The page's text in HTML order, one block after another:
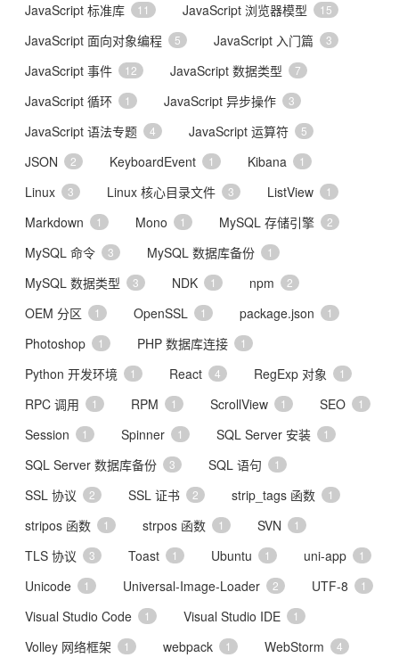
JavaScript 标准库 11 JavaScript 浏览器模型 15
JavaScript 面向对象编程 5 JavaScript 入门篇 3
JavaScript 事件 12 JavaScript 数据类型 7
JavaScript 循环 1 JavaScript 异步操作 3
JavaScript 语法专题 4 JavaScript 运算符 5
JSON 2 KeyboardEvent 1 Kibana 1
Linux 3 Linux 核心目录文件 3 ListView 1
Markdown 1 Mono 1 MySQL 存储引擎 2
MySQL 命令 3 MySQL 数据库备份 1
MySQL 数据类型 3 NDK 1 npm 2
OEM 分区 1 OpenSSL 1 package.json 1
Photoshop 1 PHP 数据库连接 1
Python 开发环境 1 React 4 RegExp 对象 1
RPC 调用 1 RPM 1 ScrollView 1 SEO 1
Session 1 Spinner 1 SQL Server 安装 1
SQL Server 数据库备份 3 SQL 语句 1
SSL 协议 2 SSL 证书 2 strip_tags 函数 1
stripos 函数 1 strpos 函数 1 SVN 1
TLS 协议 3 Toast 1 Ubuntu 1 uni-app 1
Unicode 1 Universal-Image-Loader 2 UTF-8 1
Visual Studio Code 1 Visual Studio IDE 1
Volley 网络框架 1 webpack 1 WebStorm 4